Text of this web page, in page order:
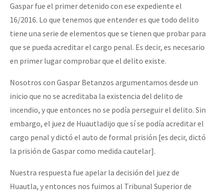
Gaspar fue el primer detenido con ese expediente el
16/2016. Lo que tenemos que entender es que todo delito
tiene una serie de elementos que se tienen que probar para
que se pueda acreditar el cargo penal. Es decir, es necesario
en primer lugar comprobar que el delito existe.
Nosotros con Gaspar Betanzos argumentamos desde un
inicio que no se acreditaba la existencia del delito de
incendio, y que entonces no se podía perseguir el delito. Sin
embargo, el juez de Huautladijo que sí se podía acreditar el
cargo penal y dictó el auto de formal prisión [es decir, dictó
la prisión de Gaspar como medida cautelar].
Nuestra respuesta fue apelar la decisión del juez de
Huautla, y entonces nos fuimos al Tribunal Superior de